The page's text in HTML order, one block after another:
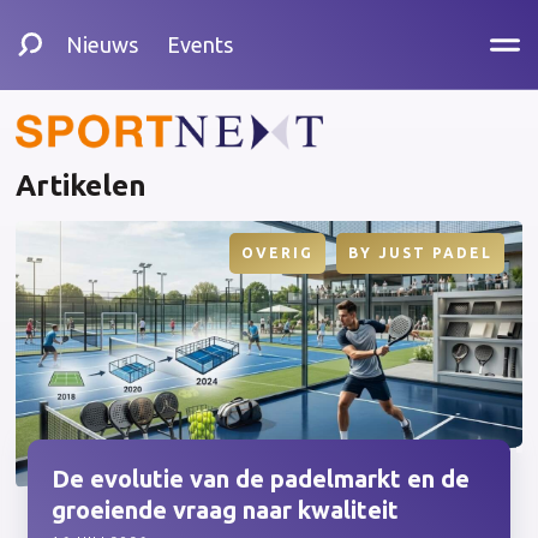
Nieuws Events
Artikelen
De evolutie van de padelmarkt en de
groeiende vraag naar kwaliteit
OVERIG BYJUST PADEL